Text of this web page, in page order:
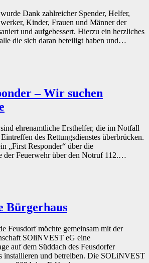
Dank zahlreicher Spender, Helfer,
Kinder, Frauen und Männer der
und aufgebessert. Hierzu ein herzliches
die sich daran beteiligt haben und…
– Wir suchen
ehrenamtliche Ersthelfer, die im Notfall
des Rettungsdienstes überbrücken.
„First Responder“ über die
der Feuerwehr über den Notruf 112.…
Bürgerhaus
Feusdorf möchte gemeinsam mit der
SOliNVEST eG eine
auf dem Süddach des Feusdorfer
installieren und betreiben. Die SOLiNVEST